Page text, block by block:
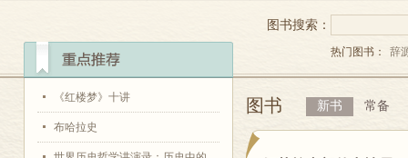
《红楼梦》十讲
布哈拉史
图书搜索：
热门图书： 辞
图书 新书 常备